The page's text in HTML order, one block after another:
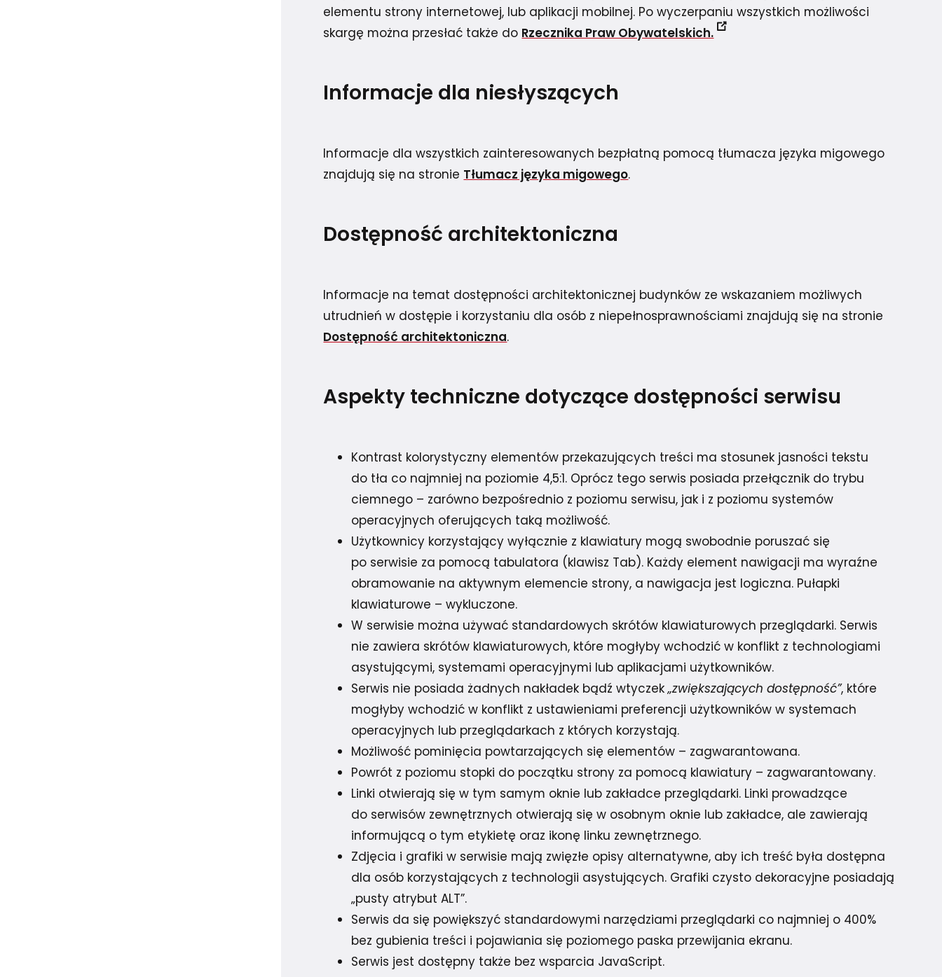
elementu strony internetowej, lub aplikacji mobilnej. Po wyczerpaniu wszystkich możliwości
skargę można przesłać także do Rzecznika Praw Obywatelskich.
Informacje dla niesłyszących
Informacje dla wszystkich zainteresowanych bezpłatną pomocą tłumacza języka migowego
znajdują się na stronie Tłumacz języka migowego.
Dostępność architektoniczna
Informacje na temat dostępności architektonicznej budynków ze wskazaniem możliwych
utrudnień w dostępie i korzystaniu dla osób z niepełnosprawnościami znajdują się na stronie
Dostępność architektoniczna.
Aspekty techniczne dotyczące dostępności serwisu
Kontrast kolorystyczny elementów przekazujących treści ma stosunek jasności tekstu
do tła co najmniej na poziomie 4,5:1. Oprócz tego serwis posiada przełącznik do trybu
ciemnego – zarówno bezpośrednio z poziomu serwisu, jak i z poziomu systemów
operacyjnych oferujących taką możliwość.
Użytkownicy korzystający wyłącznie z klawiatury mogą swobodnie poruszać się
po serwisie za pomocą tabulatora (klawisz Tab). Każdy element nawigacji ma wyraźne
obramowanie na aktywnym elemencie strony, a nawigacja jest logiczna. Pułapki
klawiaturowe – wykluczone.
W serwisie można używać standardowych skrótów klawiaturowych przeglądarki. Serwis
nie zawiera skrótów klawiaturowych, które mogłyby wchodzić w konflikt z technologiami
asystującymi, systemami operacyjnymi lub aplikacjami użytkowników.
Serwis nie posiada żadnych nakładek bądź wtyczek„zwiększających dostępność”, które
mogłyby wchodzić w konflikt z ustawieniami preferencji użytkowników w systemach
operacyjnych lub przeglądarkach z których korzystają.
Możliwość pominięcia powtarzających się elementów – zagwarantowana.
Powrót z poziomu stopki do początku strony za pomocą klawiatury – zagwarantowany.
Linki otwierają się w tym samym oknie lub zakładce przeglądarki. Linki prowadzące
do serwisów zewnętrznych otwierają się w osobnym oknie lub zakładce, ale zawierają
informującą o tym etykietę oraz ikonę linku zewnętrznego.
Zdjęcia i grafiki w serwisie mają zwięzłe opisy alternatywne, aby ich treść była dostępna
dla osób korzystających z technologii asystujących. Grafiki czysto dekoracyjne posiadają
„pusty atrybut ALT”.
Serwis da się powiększyć standardowymi narzędziami przeglądarki co najmniej o 400%
bez gubienia treści i pojawiania się poziomego paska przewijania ekranu.
Serwis jest dostępny także bez wsparcia JavaScript.